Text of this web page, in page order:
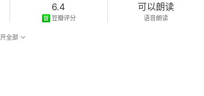
6.4
豆瓣评分
可以朗读
语音朗读
全部